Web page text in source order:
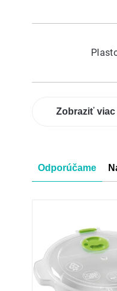
Zobraziť
Odporúčame